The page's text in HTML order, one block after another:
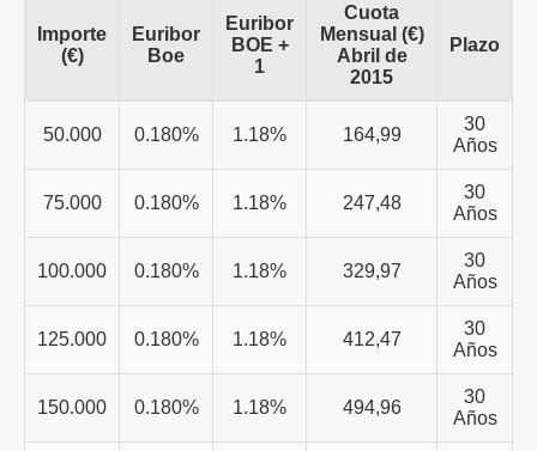
Importe
(€)
Euribor
Boe
Euribor
BOE +
1
Cuota
Mensual (€)
Abril de
2015
Plazo
50.000 0.180% 1.18% 164,99
30
Años
75.000 0.180% 1.18% 247,48
30
Años
100.000 0.180% 1.18% 329,97
30
Años
125.000 0.180% 1.18% 412,47
30
Años
150.000 0.180% 1.18% 494,96
30
Años